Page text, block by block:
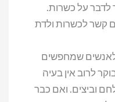
לדבר על כשרות.
קשר לכשרות ולדת
שמחפשים
לרוב אין בעיה
וביצים. ואם כבר